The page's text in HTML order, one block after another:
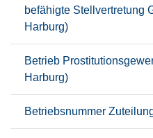
befähigte Stellvertretung
Harburg)
Betrieb
Harburg)
Betriebsnummer